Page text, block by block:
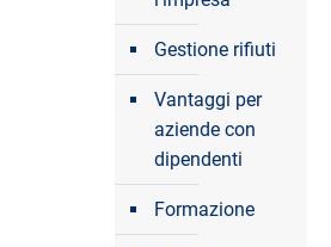
Gestione rifiuti
Vantaggi per
aziende con
dipendenti
Formazione